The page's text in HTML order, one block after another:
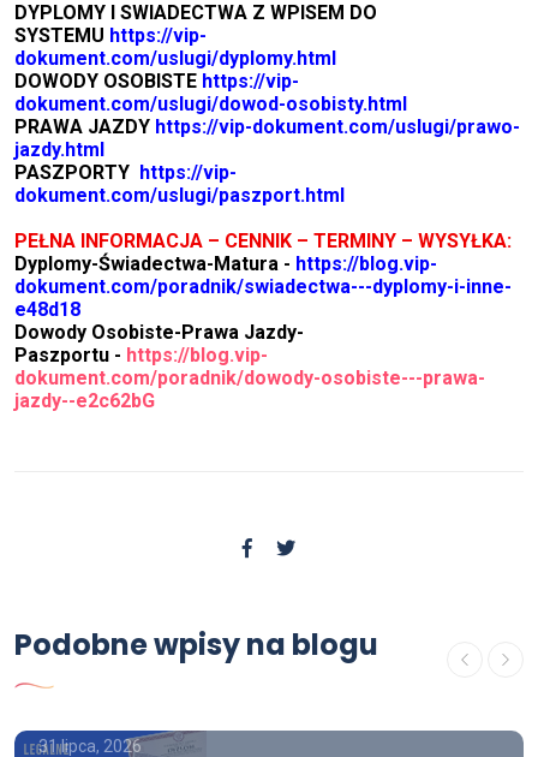
DYPLOMY I SWIADECTWA Z WPISEM DO
SYSTEMU https://vip-
dokument.com/uslugi/dyplomy.html
DOWODY OSOBISTE https://vip-
dokument.com/uslugi/dowod-osobisty.html
PRAWA JAZDY https://vip-dokument.com/uslugi/prawo-
jazdy.html
PASZPORTY https://vip-
dokument.com/uslugi/paszport.html
PEŁNA INFORMACJA – CENNIK – TERMINY – WYSYŁKA:
Dyplomy-Świadectwa-Matura - https://blog.vip-
dokument.com/poradnik/swiadectwa---dyplomy-i-inne-
e48d18
Dowody Osobiste-Prawa Jazdy-
Paszportu - https://blog.vip-
dokument.com/poradnik/dowody-osobiste---prawa-
jazdy--e2c62bG
Podobne wpisy na blogu
liceum Kupię świadectwo
ukończenia szkoły średniej
31 lipca, 2026